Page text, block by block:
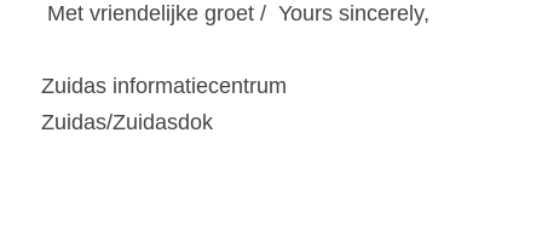
Met vriendelijke groet /  Yours sincerely,
Zuidas informatiecentrum
Zuidas/Zuidasdok